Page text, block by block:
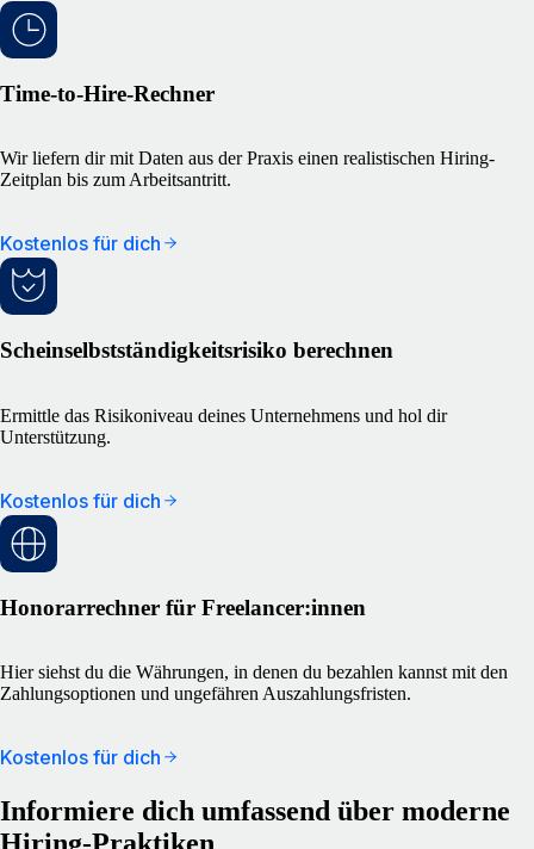
Time-to-Hire-Rechner
Wir liefern dir mit Daten aus der Praxis einen realistischen Hiring-
Zeitplan bis zum Arbeitsantritt.
Kostenlos für dich
Scheinselbstständigkeitsrisiko berechnen
Ermittle das Risikoniveau deines Unternehmens und hol dir
Unterstützung.
Kostenlos für dich
Honorarrechner für Freelancer:innen
Hier siehst du die Währungen, in denen du bezahlen kannst mit den
Zahlungsoptionen und ungefähren Auszahlungsfristen.
Kostenlos für dich
Informiere dich umfassend über moderne